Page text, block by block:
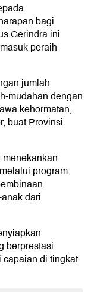
bagi
Gerindra ini
peraih
jumlah
mudahan dengan
kehormatan,
buat Provinsi
program
dari
berprestasi
di tingkat